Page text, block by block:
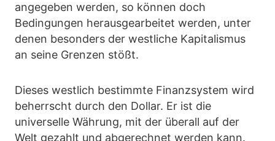
angegeben werden, so können doch
Bedingungen herausgearbeitet werden, unter
denen besonders der westliche Kapitalismus
an seine Grenzen stößt.
Dieses westlich bestimmte Finanzsystem wird
beherrscht durch den Dollar. Er ist die
universelle Währung, mit der überall auf der
Welt gezahlt und abgerechnet werden kann.